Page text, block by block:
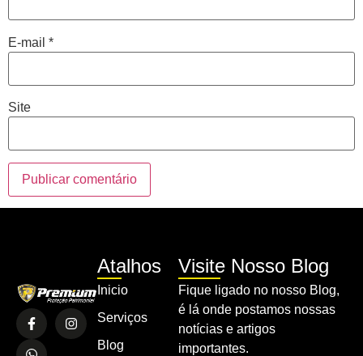
E-mail *
Site
Atalhos
Inicio
Serviços
Blog
Visite Nosso Blog
Fique ligado no nosso Blog,
é lá onde postamos nossas
notícias e artigos
importantes.